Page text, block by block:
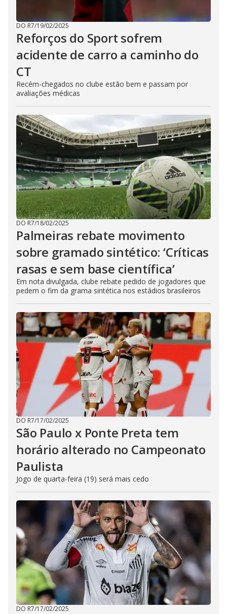
DO R7/19/02/2025
Reforços do Sport sofrem
acidente de carro a caminho do
CT
Recém-chegados no clube estão bem e passam por
avaliações médicas
DO R7/18/02/2025
Palmeiras rebate movimento
sobre gramado sintético: ‘Críticas
rasas e sem base científica’
Em nota divulgada, clube rebate pedido de jogadores que
pedem o fim da grama sintética nos estádios brasileiros
DO R7/17/02/2025
São Paulo x Ponte Preta tem
horário alterado no Campeonato
Paulista
Jogo de quarta-feira (19) será mais cedo
DO R7/17/02/2025